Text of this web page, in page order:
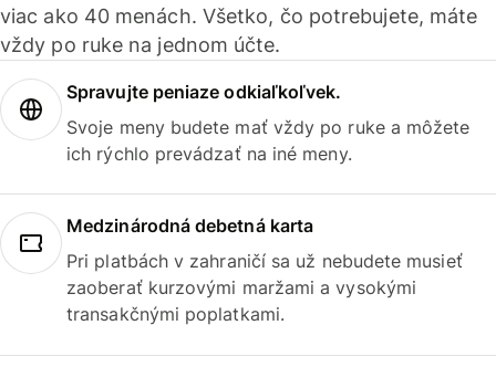
viac ako 40 menách. Všetko, čo potrebujete, máte
vždy po ruke na jednom účte.
Spravujte peniaze odkiaľkoľvek.
Svoje meny budete mať vždy po ruke a môžete
ich rýchlo prevádzať na iné meny.
Medzinárodná debetná karta
Pri platbách v zahraničí sa už nebudete musieť
zaoberať kurzovými maržami a vysokými
transakčnými poplatkami.